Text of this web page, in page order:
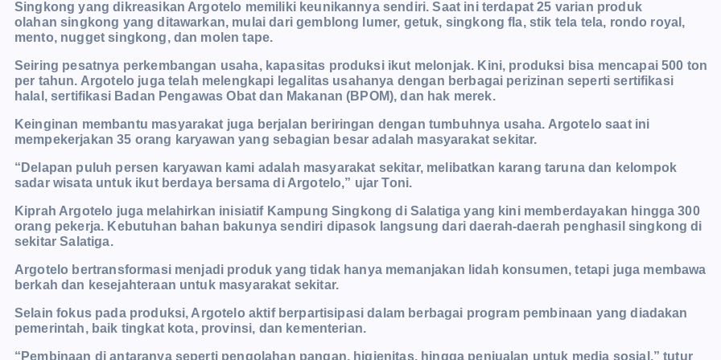
Singkong yang dikreasikan Argotelo memiliki keunikannya sendiri. Saat ini terdapat 25 varian produk
olahansingkong yang ditawarkan, mulai dari gemblong lumer, getuk, singkong fla, stik tela tela, rondo royal,
mento, nugget singkong, dan molen tape.
Seiring pesatnya perkembangan usaha, kapasitas produksi ikut melonjak. Kini, produksi bisa mencapai 500 ton
per tahun. Argotelo juga telah melengkapi legalitas usahanya dengan berbagai perizinan seperti sertifikasi
halal, sertifikasi Badan Pengawas Obat dan Makanan (BPOM), dan hak merek.
Keinginan membantu masyarakat juga berjalan beriringan dengan tumbuhnya usaha. Argotelo saat ini
mempekerjakan 35 orang karyawan yang sebagian besar adalah masyarakat sekitar.
“Delapan puluh persen karyawan kami adalah masyarakat sekitar, melibatkan karang taruna dan kelompok
sadar wisata untuk ikut berdaya bersama di Argotelo,” ujar Toni.
Kiprah Argotelo juga melahirkan inisiatif Kampung Singkong di Salatiga yang kini memberdayakan hingga 300
orang pekerja. Kebutuhan bahan bakunya sendiri dipasok langsung dari daerah-daerah penghasil singkong di
sekitar Salatiga.
Argotelo bertransformasi menjadi produk yang tidak hanya memanjakan lidah konsumen, tetapi juga membawa
berkah dan kesejahteraan untuk masyarakat sekitar.
Selain fokus pada produksi, Argotelo aktif berpartisipasi dalam berbagai program pembinaan yang diadakan
pemerintah, baik tingkat kota, provinsi, dan kementerian.
“Pembinaan di antaranya seperti pengolahan pangan, higienitas, hingga penjualan untuk media sosial,” tutur